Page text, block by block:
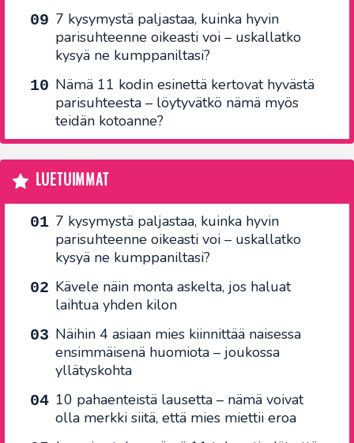
7 kysymystä paljastaa, kuinka hyvin
parisuhteenne oikeasti voi – uskallatko
kysyä ne kumppaniltasi?
Nämä 11 kodin esinettä kertovat hyvästä
parisuhteesta – löytyvätkö nämä myös
teidän kotoanne?
LUETUIMMAT
7 kysymystä paljastaa, kuinka hyvin
parisuhteenne oikeasti voi – uskallatko
kysyä ne kumppaniltasi?
Kävele näin monta askelta, jos haluat
laihtua yhden kilon
Näihin 4 asiaan mies kiinnittää naisessa
ensimmäisenä huomiota – joukossa
yllätyskohta
10 pahaenteistä lausetta – nämä voivat
olla merkki siitä, että mies miettii eroa